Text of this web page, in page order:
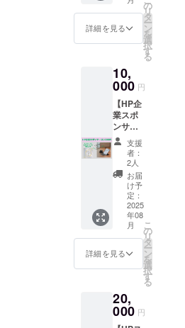
い。 ・
有効期
間：
2025年
1年有効
返金は
せん
時に
ウド
ファン
援し
た」と
お伝え
くださ
い ・有
効期
限：
2025年
8月1日
から1年
間 ・現
金への
交換・
返金は
できま
につい
案内 内
容：日
10回分
・ご家
族・ご
友人と
のシェ
アも
OK（1
回ずつ
分けて
使えま
す） ・
回数券
は初回
来店時
にお渡
しま
す。ご
ご来店
時に
「クラ
だけま
す。
「今日
ごはん
にしよ
うか
な」 そ
んな日
が、
きっと
楽しみ
になり
ますよ
うに。
■回数券
につい
てのご
案内 内
替わり
お弁当×
族・ご
友人と
のシェ
いただ
けるプ
ランを
育士と
セラピ
ストが
営む古
民家食
堂のあ
たたか
い空間
で、手
仕事、
学び、
体験、
販売な
ど、あ
なたら
しい時
間を届
利用時
間：
10:00〜
なれる
権利で
す。 支
援者と
してHP
前を掲
載させ
ていた
だきま
す。 あ
なたの
お名前
をくる
み食堂
のホー
ムペー
ジでPR
できま
す。 ②
感謝の
気持ち
を込め
を送ら
せてい
ただき
詳細を見る
の
リ
タ
ー
ン
を
選
択
す
る
10,
000 円
【HP企
業スポ
ンサー
＋お礼
メッ
セー
ジ】
①HPで
企業ス
ポン
サーに
なれる
権利で
す。 支
援者と
してHP
前とリ
ンクを
掲載さ
支援
者：
2人
お届
け予
定：
2025
年08
月
詳細を見る
こ
の
リ
タ
ー
ン
を
選
択
す
る
20,
000 円